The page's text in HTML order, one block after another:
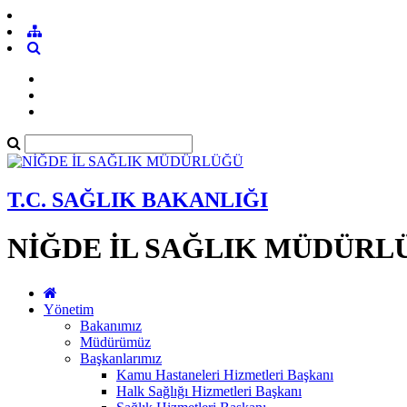
T.C. SAĞLIK BAKANLIĞI
NİĞDE İL SAĞLIK
Yönetim
Bakanımız
Müdürümüz
Başkanlarımız
Kamu Hastaneleri Hizmetleri Başkanı
Halk Sağlığı Hizmetleri Başkanı